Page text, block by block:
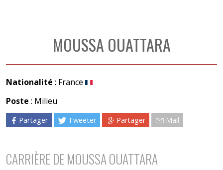
MOUSSA OUATTARA
Nationalité : France
Poste : Milieu
Partager Tweeter Partager Mail
CARRIÈRE DE MOUSSA OUATTARA